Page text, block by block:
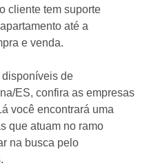
cliente tem suporte
até a
e venda.
de
ES, confira as empresas
você encontrará uma
que atuam no ramo
na busca pelo